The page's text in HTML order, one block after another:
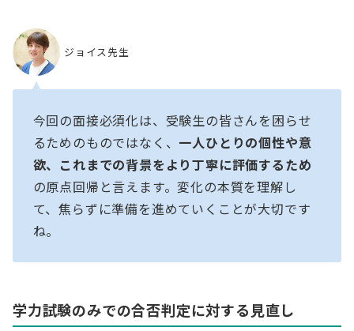
ジョイス先生
今回の面接必須化は、受験生の皆さんを困らせ
るためのものではなく、 一人ひとりの個性や意
欲、これまでの背景をより丁寧に評価するため
の原点回帰と言えます。変化の本質を理解し
て、焦らずに準備を進めていくことが大切です
ね。
学力試験のみでの合否判定に対する見直し